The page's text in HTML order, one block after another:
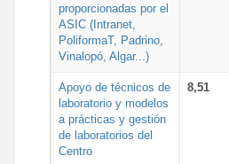
proporcionadas por el
ASIC (Intranet,
PoliformaT, Padrino,
Vinalopó, Algar...)
Apoyo de técnicos de
laboratorio y modelos
a prácticas y gestión
de laboratorios del
Centro
8,51